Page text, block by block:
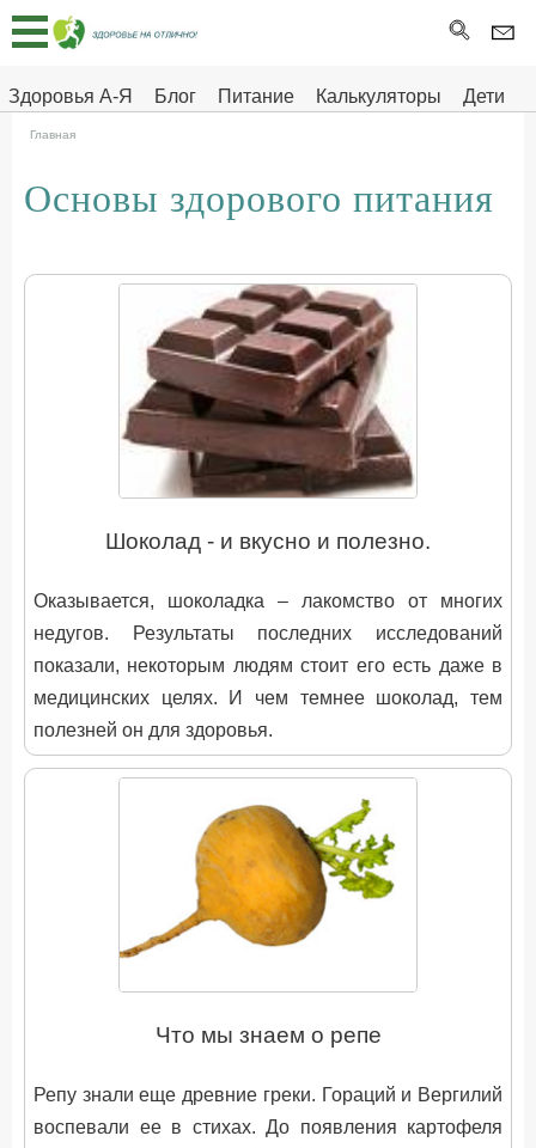
Здоровья А-Я Блог Питание Калькуляторы
Дети
Главная
Тесты
Про
ДЕТЯМ
Главная
Основы здорового питания
Шоколад - и вкусно и полезно.
Оказывается, шоколадка – лакомство от многих
недугов. Результаты последних исследований
показали, некоторым людям стоит его есть даже в
медицинских целях. И чем темнее шоколад, тем
полезней он для здоровья.
Что мы знаем о репе
Репу знали еще древние греки. Гораций и Вергилий
воспевали ее в стихах. До появления картофеля